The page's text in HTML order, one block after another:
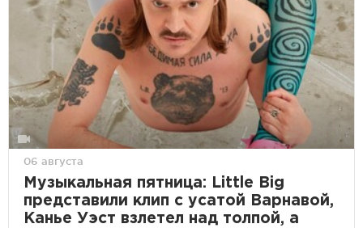
06 августа
Музыкальная пятница: Little Big
представили клип с усатой Варнавой,
Канье Уэст взлетел над толпой, а